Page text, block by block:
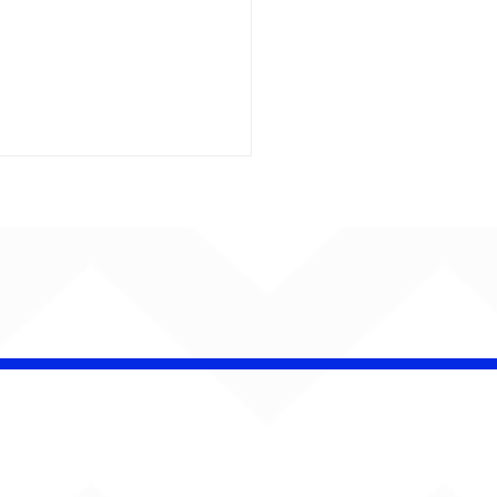
OTHOÁ estreia